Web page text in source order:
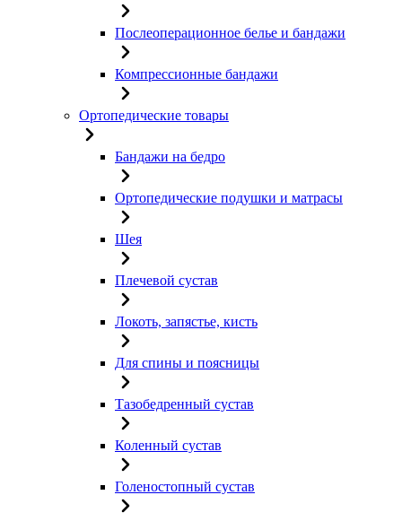
Послеоперационное белье и бандажи
Компрессионные бандажи
Ортопедические товары
Бандажи на бедро
Ортопедические подушки и матрасы
Шея
Плечевой сустав
Локоть, запястье, кисть
Для спины и поясницы
Тазобедренный сустав
Коленный сустав
Голеностопный сустав